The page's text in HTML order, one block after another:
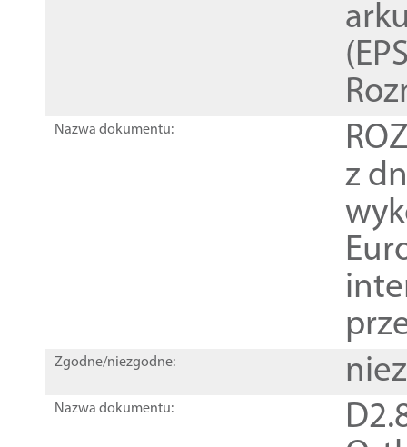
Nazwa dokumentu:
z
Zgodne/niezgodne:
Nazwa dokumentu: